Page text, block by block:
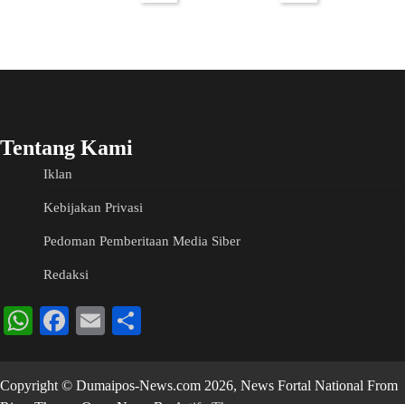
Tentang Kami
Iklan
Kebijakan Privasi
Pedoman Pemberitaan Media Siber
Redaksi
WhatsApp
Facebook
Email
Copyright © Dumaipos-News.com 2026, News Fortal National From